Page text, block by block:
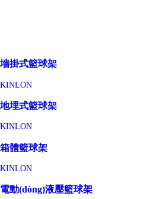
墻掛式籃球架
KINLON
地埋式籃球架
KINLON
箱體籃球架
KINLON
電動(dòng)液壓籃球架